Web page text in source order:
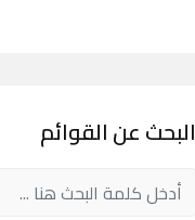
البحث عن القوائم